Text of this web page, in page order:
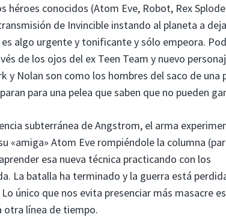
conocidos (Atom Eve, Robot, Rex
de Invincible instando al planeta a
algo urgente y tonificante y sólo empeora.
de los ojos del ex Teen Team y nuevo
Nolan son como los hombres del saco de una
para una pelea que saben que no pueden
subterránea de Angstrom, el arma
«amiga» Atom Eve rompiéndole la columna
esa nueva técnica practicando con los
La batalla ha terminado y la guerra está
único que nos evita presenciar más masacre
otra línea de tiempo.